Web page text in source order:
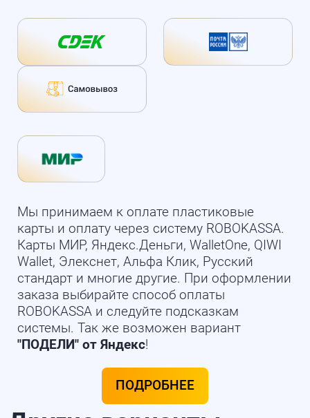
Мы принимаем к оплате пластиковые
карты и оплату через систему ROBOKASSA.
Карты МИР, Яндекс.Деньги, WalletOne, QIWI
Wallet, Элекснет, Альфа Клик, Русский
стандарт и многие другие. При оформлении
заказа выбирайте способ оплаты
ROBOKASSA и следуйте подсказкам
системы. Так же возможен вариант
"ПОДЕЛИ" от Яндекс!
ПОДРОБНЕЕ